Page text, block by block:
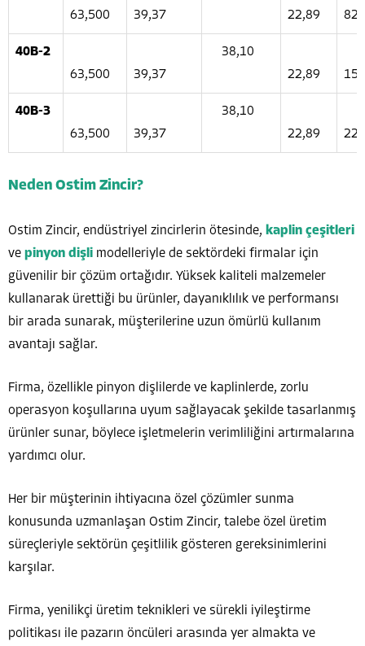
63,500
39,37
22,89
40B-2
63,500
39,37
38,10
22,89
40B-3
63,500
39,37
38,10
22,89
Neden Ostim Zincir?
Ostim Zincir, endüstriyel zincirlerin ötesinde, kaplin çeşitleri
ve pinyon dişli modelleriyle de sektördeki firmalar için
güvenilir bir çözüm ortağıdır. Yüksek kaliteli malzemeler
kullanarak ürettiği bu ürünler, dayanıklılık ve performansı
bir arada sunarak, müşterilerine uzun ömürlü kullanım
avantajı sağlar.
Firma, özellikle pinyon dişlilerde ve kaplinlerde, zorlu
operasyon koşullarına uyum sağlayacak şekilde tasarlanmış
ürünler sunar, böylece işletmelerin verimliliğini artırmalarına
yardımcı olur.
Her bir müşterinin ihtiyacına özel çözümler sunma
konusunda uzmanlaşan Ostim Zincir, talebe özel üretim
süreçleriyle sektörün çeşitlilik gösteren gereksinimlerini
karşılar.
Firma, yenilikçi üretim teknikleri ve sürekli iyileştirme
politikası ile pazarın öncüleri arasında yer almakta ve